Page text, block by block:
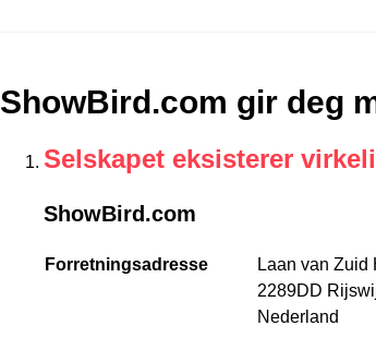
ShowBird.com gir deg
Selskapet eksisterer
ShowBird.com
Forretningsadresse
Laan van Zuid
2289DD
Nederland